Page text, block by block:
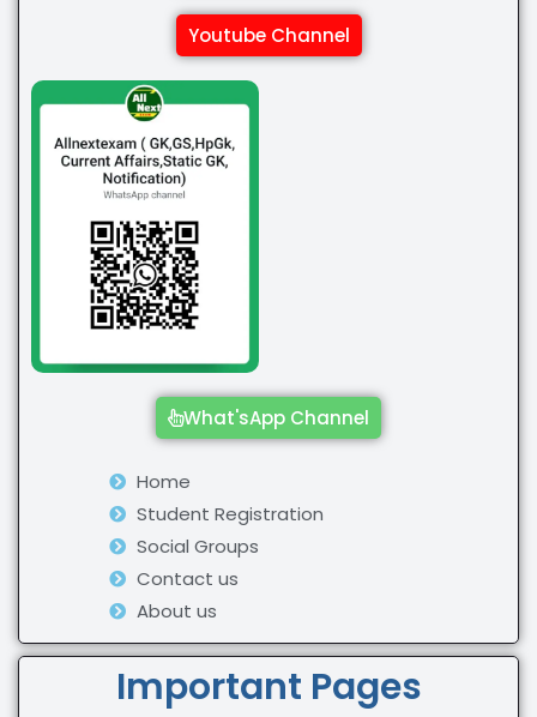
Youtube Channel
What'sApp Channel
Home
Student Registration
Social Groups
Contact us
About us
Important Pages